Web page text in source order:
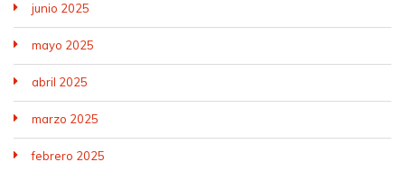
junio 2025
mayo 2025
abril 2025
marzo 2025
febrero 2025